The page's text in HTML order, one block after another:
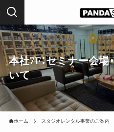
本社7F：セミナー会
いて
ホーム スタジオレンタル事業のご案内